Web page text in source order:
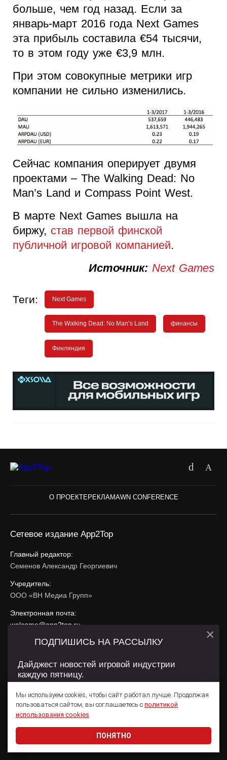
больше, чем год назад. Если за
январь-март 2016 года Next Games
эта прибыль составила €54 тысячи,
то в этом году уже €3,9 млн.
При этом совокупные метрики игр
компании не сильно изменились.
Сейчас компания оперирует двумя
проектами – The Walking Dead: No
Man’s Land и Compass Point West.
В марте Next Games вышла на
биржу, став первой финской
публичной игровой компанией.
Источник: Next Games
Теги: Next Games
The Walking Dead: No Man’s Land финансы
Финляндия
О ПРОЕКТЕРЕКЛАМАWN CONFERENCE
Сетевое издание App2Top
Главный редактор:
Семенов Александр Георгиевич
Учредитель:
ООО «ВН Медиа Групп»
Электронная почта:
welcome@app2top.ru
При использовании материалов активная ссылка на
Сайт использует IP адреса, cookie, данные геолокации
использования содержатся вПолитике конфиденциальностии
Пользовательском соглашении .
© 2011 — 2026 App2Top 16+
Мы используем cookies, чтобы сайт работал лучше. Продолжая
пользоваться сайтом, вы соглашаетесь с политикой
использования cookies.
ПОНЯТНО
ПОДПИШИСЬ НА РАССЫЛКУ
Дайджест новостей игровой индустрии
каждую пятницу.
Даю согласие на обработкуперсональных данных
×